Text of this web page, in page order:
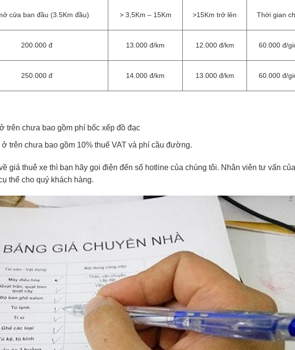
cửa ban đầu (3.5Km đầu) > 3,5Km – 15Km >15Km trở lên Thời gian
200.000 đ 13.000 đ/km 12.000 đ/km 60.000 đ/
250.000 đ 14.000 đ/km 13.000 đ/km 60.000 đ/
trên chưa bao gồm phí bốc xếp đồ đạc
ở trên chưa bao gồm 10% thuế VAT và phí cầu đường.
giá thuê xe thì bạn hãy gọi điện đến số hotline của chúng tôi. Nhân viên tư vấn của
thể cho quý khách hàng.